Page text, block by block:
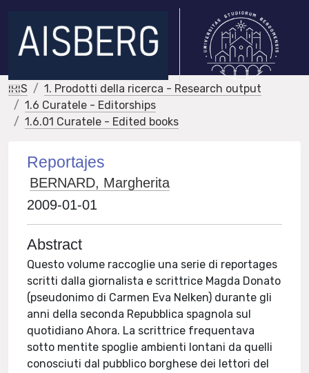
IRIS
1. Prodotti della ricerca - Research output
1.6 Curatele - Editorships
1.6.01 Curatele - Edited books
Reportajes
BERNARD, Margherita
2009-01-01
Abstract
Questo volume raccoglie una serie di reportages
scritti dalla giornalista e scrittrice Magda Donato
(pseudonimo di Carmen Eva Nelken) durante gli
anni della seconda Repubblica spagnola sul
quotidiano Ahora. La scrittrice frequentava
sotto mentite spoglie ambienti lontani da quelli
conosciuti dal pubblico borghese dei lettori del